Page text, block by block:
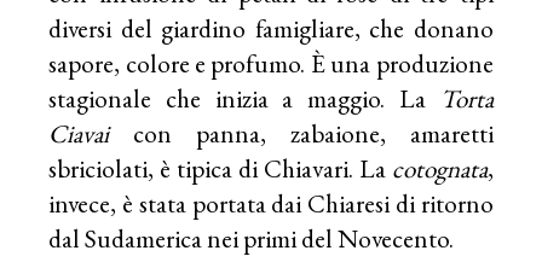
diversi del giardino famigliare, che donano
sapore, colore e profumo. È una produzione
stagionale che inizia a maggio. La Torta
Ciavaicon panna, zabaione, amaretti
sbriciolati, è tipica di Chiavari. La cotognata,
invece, è stata portata dai Chiaresi di ritorno
dal Sudamerica nei primi del Novecento.